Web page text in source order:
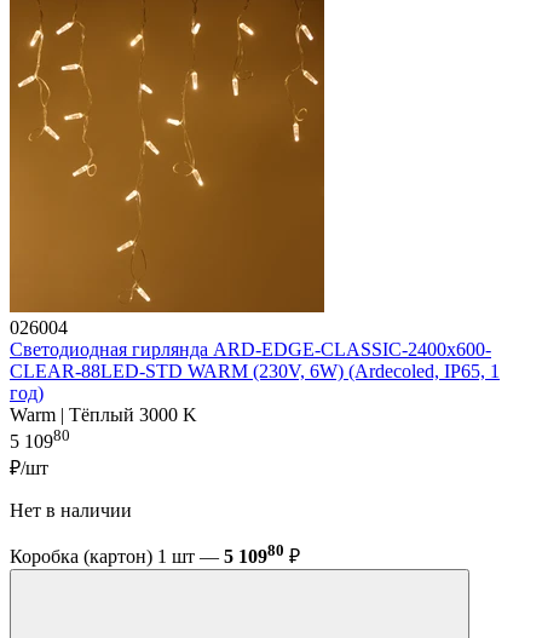
026004
Светодиодная гирлянда ARD-EDGE-CLASSIC-2400x600-
CLEAR-88LED-STD WARM (230V, 6W) (Ardecoled, IP65, 1
год)
Warm | Тёплый 3000 K
5 10980
₽/шт
Нет в наличии
Коробка (картон) 1 шт — 5 10980 ₽